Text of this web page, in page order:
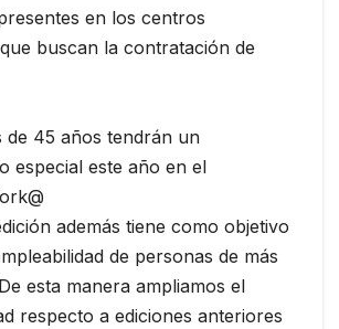
en los centros
buscan la contratación de
de 45 años tendrán un
especial este año en el
además tiene como objetivo
de personas de más
esta manera ampliamos el
respecto a ediciones anteriores